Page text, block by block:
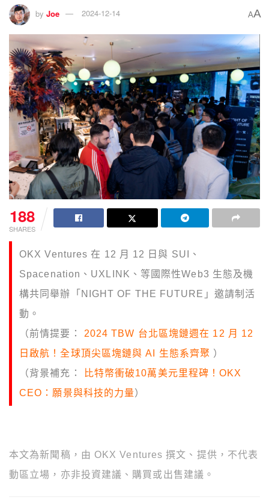
by Joe 2024-12-14 AA
188
SHARES
OKX Ventures 在 12 月 12 日與 SUI、
Spacenation、UXLINK、等國際性Web3 生態及機
構共同舉辦「NIGHT OF THE FUTURE」邀請制活
動。
（前情提要：
2024 TBW 台北區塊鏈週在 12 月 12
日啟航！全球頂尖區塊鏈與 AI 生態系齊聚 ）
（背景補充：
比特幣衝破10萬美元里程碑！OKX
CEO：願景與科技的力量）
本文為新聞稿，由 OKX Ventures 撰文、提供，不代表
動區立場，亦非投資建議、購買或出售建議。